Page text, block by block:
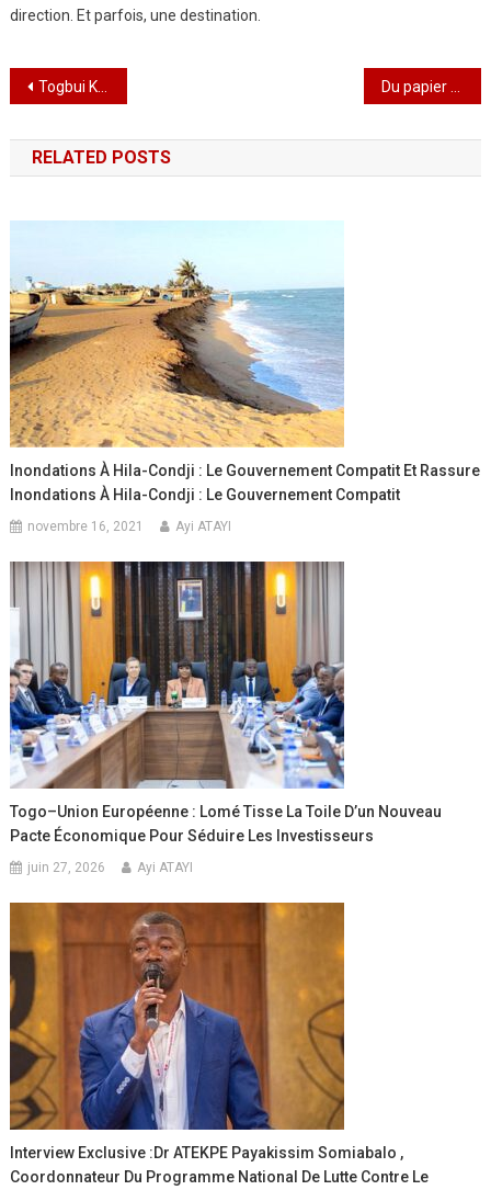
direction. Et parfois, une destination.
Navigation
de
l’article
Togbui Koffi Ebénézer Vovolité Agbetiafa II : quand la chefferie se conjugue au présent et éclaire l’avenir de Souza Netimé 2
RELATED POSTS
Inondations À Hila-Condji : Le Gouvernement Compatit Et Rassure
Inondations À Hila-Condji : Le Gouvernement Compatit
novembre 16, 2021 Ayi ATAYI
Togo–Union Européenne : Lomé Tisse La Toile D’un Nouveau
Pacte Économique Pour Séduire Les Investisseurs
juin 27, 2026 Ayi ATAYI
Interview Exclusive :Dr ATEKPE Payakissim Somiabalo ,
Coordonnateur Du Programme National De Lutte Contre Le